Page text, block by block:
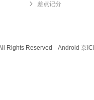
差点记分
Rights Reserved Android 京